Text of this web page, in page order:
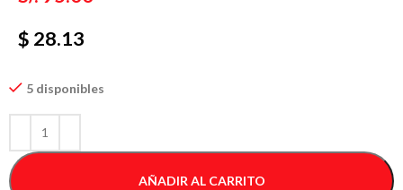
$ 28.13
5 disponibles
AÑADIR AL CARRITO